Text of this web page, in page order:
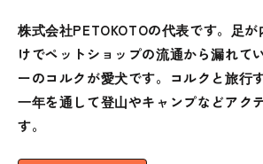
株式会社PETOKOTOの代表です。足
けでペットショップの流通から漏れて
ーのコルクが愛犬です。コルクと旅行
一年を通して登山やキャンプなどアク
す。